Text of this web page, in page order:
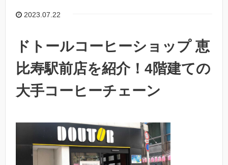
2023.07.22
ドトールコーヒーショップ 恵
比寿駅前店を紹介！4階建ての
大手コーヒーチェーン